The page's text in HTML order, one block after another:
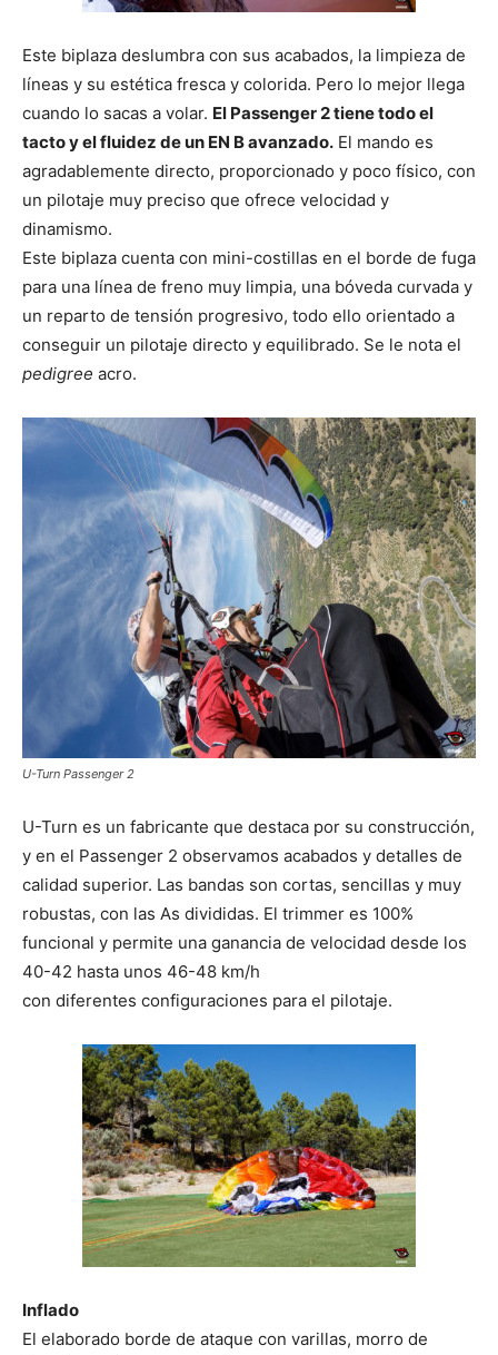
Este biplaza deslumbra con sus acabados, la limpieza de
líneas y su estética fresca y colorida. Pero lo mejor llega
cuando lo sacas a volar. El Passenger 2 tiene todo el
tacto y el fluidez de un EN B avanzado. El mando es
agradablemente directo, proporcionado y poco físico, con
un pilotaje muy preciso que ofrece velocidad y
dinamismo.
Este biplaza cuenta con mini-costillas en el borde de fuga
para una línea de freno muy limpia, una bóveda curvada y
un reparto de tensión progresivo, todo ello orientado a
conseguir un pilotaje directo y equilibrado. Se le nota el
pedigree acro.
U-Turn Passenger 2
U-Turn es un fabricante que destaca por su construcción,
y en el Passenger 2 observamos acabados y detalles de
calidad superior. Las bandas son cortas, sencillas y muy
robustas, con las As divididas. El trimmer es 100%
funcional y permite una ganancia de velocidad desde los
40-42 hasta unos 46-48 km/h
con diferentes configuraciones para el pilotaje.
Inflado
El elaborado borde de ataque con varillas, morro de